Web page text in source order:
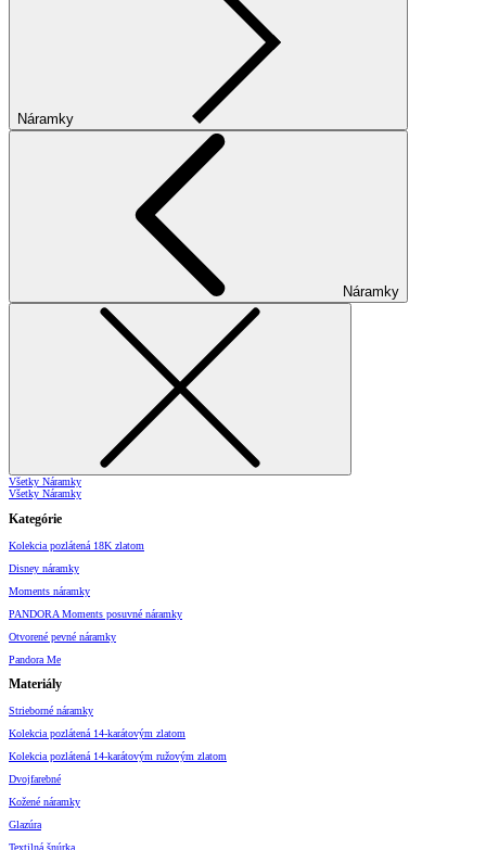
Náramky
Náramky
Všetky Náramky
Všetky Náramky
Kategórie
Kolekcia pozlátená 18K zlatom
Disney náramky
Moments náramky
PANDORA Moments posuvné náramky
Otvorené pevné náramky
Pandora Me
Materiály
Strieborné náramky
Kolekcia pozlátená 14-karátovým zlatom
Kolekcia pozlátená 14-karátovým ružovým zlatom
Dvojfarebné
Kožené náramky
Glazúra
Textilná šnúrka